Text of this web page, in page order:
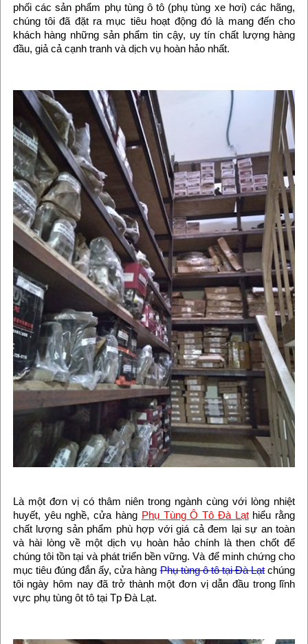
phối các sản phẩm phụ tùng ô tô (phụ tùng xe hơi) các hãng,
chúng tôi đã đặt ra mục tiêu hoạt động đó là mang đến cho
khách hàng những sản phẩm tin cậy, uy tín chất lượng hàng
đầu, giả cả cạnh tranh và dịch vụ hoàn hảo nhất.
Là một đơn vị có thâm niên trong ngành cùng với lòng nhiệt
huyết, yêu nghề, cửa hàng Phụ Tùng Ô Tô Đà Lạthiểu rằng
chất lượng sản phẩm phù hợp với giá cả đem lại sự an toàn
và hài lòng về một dịch vụ hoàn hảo chính là then chốt để
chúng tôi tồn tại và phát triển bền vững. Và để minh chứng cho
mục tiêu đúng đắn ấy, cửa hàngPhụ tùng ô tô tại Đà Lạt chúng
tôi ngày hôm nay đã trở thành một đơn vị dẫn đầu trong lĩnh
vực phụ tùng ôt tô tại Tp Đà Lạt.